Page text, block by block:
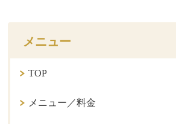
メニュー
TOP
メニュー／料金